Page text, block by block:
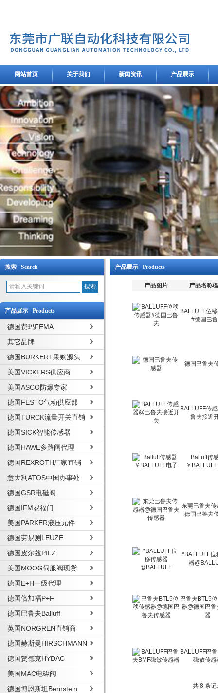
网站首页 关于我们 新闻资讯 产品展示
搜索 Search
产品展示 Products
德国费玛FEMA
其它品牌
德国BURKERT采购源头
美国VICKERS供应商
美国ASCO防爆专家
德国FESTO气动供应部
德国TURCK流量开关直销
德国SICK智能传感器
德国HAWE多路阀代理
德国REXROTH厂家直销
意大利ATOS中国办事处
德国GSR电磁阀
德国IFM易福门
美国PARKER液压元件
德国劳易测LEUZE
德国皮尔兹PILZ
美国MOOG伺服阀现货
德国E+H一级代理
德国倍加福P+F
德国巴鲁夫Balluff
英国NORGREN直销商
德国赫斯曼HIRSCHMANN
德国贺德克HYDAC
美国MAC电磁阀
德国博恩斯坦Bernstein
产品展示 Products
产品图片 产品名称/
BALLUFF位
#德国巴
德国巴鲁夫
BALLUFF传
鲁夫接近
Balluff传
￥
东莞巴鲁夫传
德国巴鲁夫
*BALLUFF位
器
巴鲁夫BTL5
器@德国巴鲁
器
BALLUFF巴
磁敏传感
共 8 条